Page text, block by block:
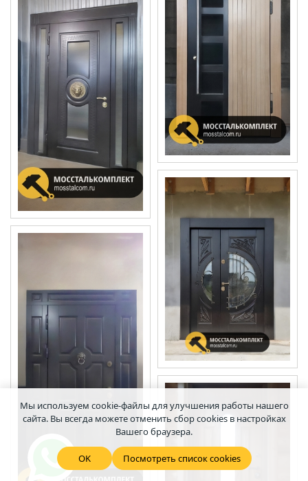
Мы используем cookie-файлы для улучшения работы нашего
сайта. Вы всегда можете отменить сбор cookies в настройках
Вашего браузера.
OK Посмотреть список cookies